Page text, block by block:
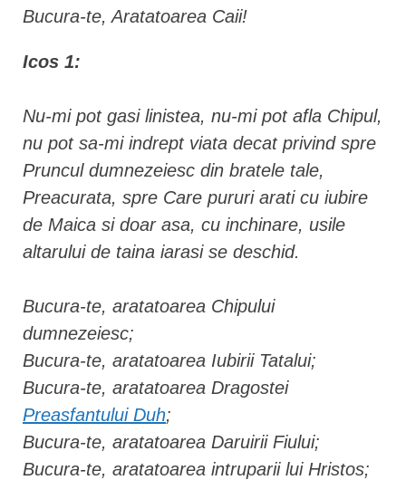
Bucura-te, Aratatoarea Caii!
Icos 1:
Nu-mi pot gasi linistea, nu-mi pot afla Chipul,
nu pot sa-mi indrept viata decat privind spre
Pruncul dumnezeiesc din bratele tale,
Preacurata, spre Care pururi arati cu iubire
de Maica si doar asa, cu inchinare, usile
altarului de taina iarasi se deschid.
Bucura-te, aratatoarea Chipului
dumnezeiesc;
Bucura-te, aratatoarea Iubirii Tatalui;
Bucura-te, aratatoarea Dragostei
Preasfantului Duh;
Bucura-te, aratatoarea Daruirii Fiului;
Bucura-te, aratatoarea intruparii lui Hristos;